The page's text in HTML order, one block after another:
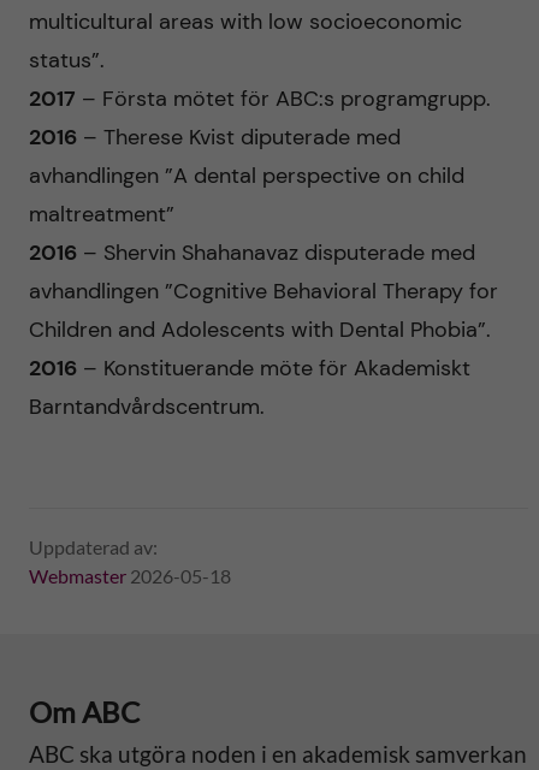
multicultural areas with low socioeconomic
status”.
2017 – Första mötet för ABC:s programgrupp.
2016– Therese Kvist diputerade med
avhandlingen ”A dental perspective on child
maltreatment”
2016– Shervin Shahanavaz disputerade med
avhandlingen ”Cognitive Behavioral Therapy for
Children and Adolescents with Dental Phobia”.
2016– Konstituerande möte för Akademiskt
Barntandvårdscentrum.
Uppdaterad av:
Webmaster2026-05-18
Om ABC
ABC ska utgöra noden i en akademisk samverkan